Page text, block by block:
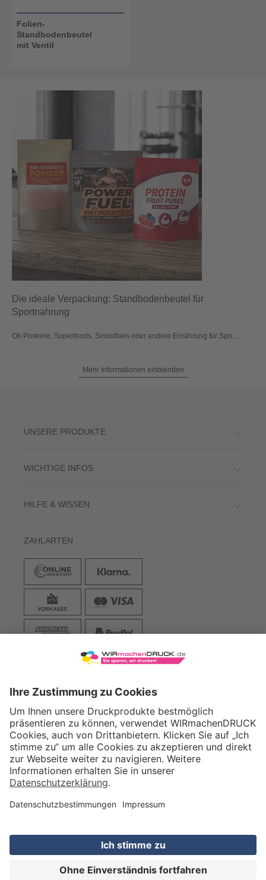
Folien-
Standbodenbeutel
mit Ventil
Die ideale Verpackung: Standbodenbeutel für
Sportnahrung
Ob Proteine, Superfoods, Smoothies oder andere Ernährung für Spo...
Mehr Informationen einblenden
UNSERE PRODUKTE
WICHTIGE INFOS
HILFE & WISSEN
ZAHLARTEN
VERSAND
WIRmachenDRUCK GmbH
Illerstraße 15
71522 Backnang